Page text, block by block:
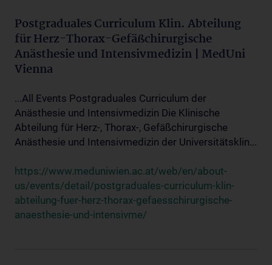
Postgraduales Curriculum Klin. Abteilung
für Herz-Thorax-Gefäßchirurgische
Anästhesie und Intensivmedizin | MedUni
Vienna
...All Events Postgraduales Curriculum der
Anästhesie und Intensivmedizin Die Klinische
Abteilung für Herz-, Thorax-, Gefäßchirurgische
Anästhesie und Intensivmedizin der Universitätsklin...
https://www.meduniwien.ac.at/web/en/about-
us/events/detail/postgraduales-curriculum-klin-
abteilung-fuer-herz-thorax-gefaesschirurgische-
anaesthesie-und-intensivme/